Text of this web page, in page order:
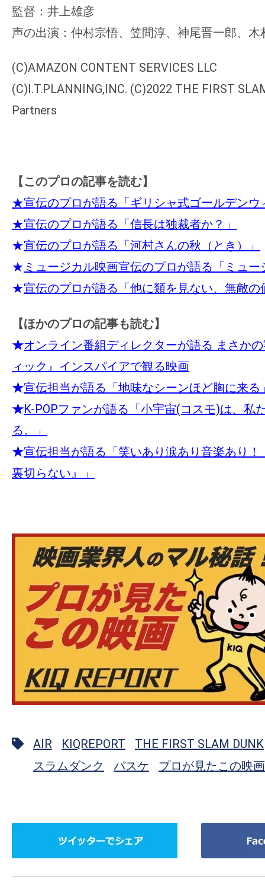
監督：井上雄彦
声の出演：仲村宗悟、笠間淳、神尾晋一郎、
(C)AMAZON CONTENT SERVICES LLC
(C)I.T.PLANNING,INC. (C)2022 THE FIRST
Partners
【このプロの記事を読む】
★宣伝のプロが語る「ギリシャ式ゴールデンウ
★宣伝のプロが語る「信長は独裁者か？」
★宣伝のプロが語る「河村さんの秋（とき）」
★ ミュージカル映画宣伝のプロが語る「ミュー
★宣伝のプロが語る「他に類を見ない、無敵の
【ほかのプロの記事も読む】
★オンライン番組ディレクターが語る まさか
ィック』インスパイアで観る映画
★宣伝担当が語る「地味なシーンほど胸に来る
★K-POPファンが語る「小宇宙(コスモ)は、私
る。」
★宣伝担当が語る「笑いあり涙あり音楽あり
裏切らない』」
AIR KIQREPORT
THE FIRST SLAM DUNK
スラムダンク
バスケ プロが見たこの映画